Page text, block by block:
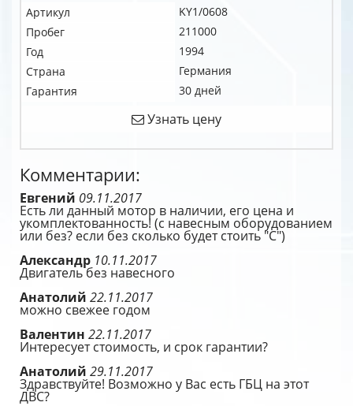
Артикул
KY1/0608
Пробег
211000
Год
1994
Страна
Германия
Гарантия
30 дней
Узнать цену
Комментарии:
Евгений 09.11.2017
Есть ли данный мотор в наличии, его цена и
укомплектованность! (с навесным оборудованием
или без? если без сколько будет стоить "С")
Александр 10.11.2017
Двигатель без навесного
Анатолий 22.11.2017
можно свежее годом
Валентин 22.11.2017
Интересует стоимость, и срок гарантии?
Анатолий 29.11.2017
Здравствуйте! Возможно у Вас есть ГБЦ на этот
ДВС?